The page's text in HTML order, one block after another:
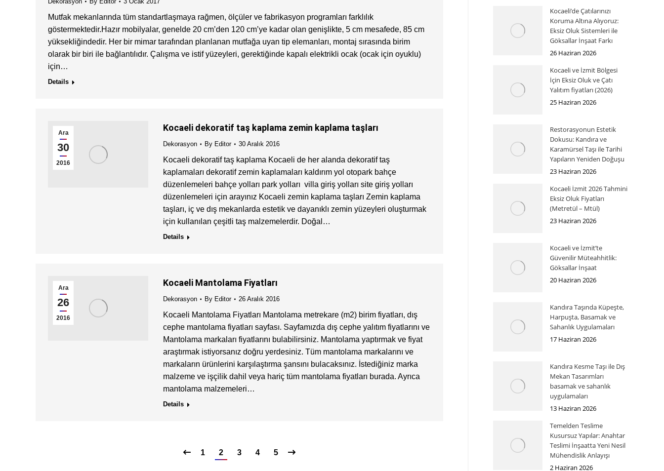
Mutfak mekanlarında tüm standartlaşmaya rağmen, ölçüler ve fabrikasyon programları farklılık
göstermektedir.Hazır mobilyalar, genelde 20 cm’den 120 cm’ye kadar olan genişlikte, 5 cm mesafede, 85 cm
yüksekliğindedir. Her bir mimar tarafından planlanan mutfağa uyan tip elemanları, montaj sırasında birim
olarak bir biri ile bağlantılıdır. Çalışma ve istif yüzeyleri, gerektiğinde kapalı elektrikli ocak (ocak için oyuklu)
için…
Details
Ara
30
2016
Kocaeli dekoratif taş kaplama zemin kaplama taşları
Dekorasyon By Editor 30 Aralık 2016
Kocaeli dekoratif taş kaplama Kocaeli de her alanda dekoratif taş
kaplamaları dekoratif zemin kaplamaları kaldırım yol otopark bahçe
düzenlemeleri bahçe yolları park yolları villa giriş yolları site giriş yolları
düzenlemeleri için arayınız Kocaeli zemin kaplama taşları Zemin kaplama
taşları, iç ve dış mekanlarda estetik ve dayanıklı zemin yüzeyleri oluşturmak
için kullanılan çeşitli taş malzemelerdir. Doğal…
Details
Ara
26
2016
Kocaeli Mantolama Fiyatları
Dekorasyon By Editor 26 Aralık 2016
Kocaeli Mantolama Fiyatları Mantolama metrekare (m2) birim fiyatları, dış
cephe mantolama fiyatları sayfası. Sayfamızda dış cephe yalıtım fiyatlarını ve
Mantolama markaları fiyatlarını bulabilirsiniz. Mantolama yaptırmak ve fiyat
araştırmak istiyorsanız doğru yerdesiniz. Tüm mantolama markalarını ve
markaların ürünlerini karşılaştırma şansını bulacaksınız. İstediğiniz marka
malzeme ve işçilik dahil veya hariç tüm mantolama fiyatları burada. Ayrıca
mantolama malzemeleri…
Details
1 2 3 4 5
Kocaeli’de Çatılarınızı
Koruma Altına Alıyoruz:
Eksiz Oluk Sistemleri ile
Göksallar İnşaat Farkı
26 Haziran 2026
Kocaeli ve İzmit Bölgesi
İçin Eksiz Oluk ve Çatı
Yalıtım fiyatları (2026)
25 Haziran 2026
Restorasyonun Estetik
Dokusu: Kandıra ve
Karamürsel Taşı ile Tarihi
Yapıların Yeniden Doğuşu
23 Haziran 2026
Kocaeli İzmit 2026 Tahmini
Eksiz Oluk Fiyatları
(Metretül – Mtül)
23 Haziran 2026
Kocaeli ve İzmit’te
Güvenilir Müteahhitlik:
Göksallar İnşaat
20 Haziran 2026
Kandıra Taşında Küpeşte,
Harpuşta, Basamak ve
Sahanlık Uygulamaları
17 Haziran 2026
Kandıra Kesme Taşı ile Dış
Mekan Tasarımları
basamak ve sahanlık
uygulamaları
13 Haziran 2026
Temelden Teslime
Kusursuz Yapılar: Anahtar
Teslimi İnşaatta Yeni Nesil
Mühendislik Anlayışı
2 Haziran 2026